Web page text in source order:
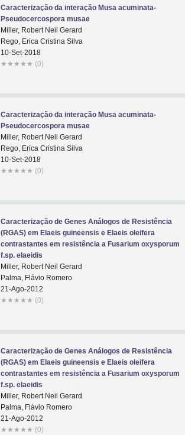
Caracterização da interação Musa acuminata-
Pseudocercospora musae
Miller, Robert Neil Gerard
Rego, Erica Cristina Silva
10-Set-2018
★ ★ ★ ★ ★ (0)
Caracterização da interação Musa acuminata-
Pseudocercospora musae
Miller, Robert Neil Gerard
Rego, Erica Cristina Silva
10-Set-2018
★ ★ ★ ★ ★ (0)
Caracterização de Genes Análogos de Resistência
(RGAS) em Elaeis guineensis e Elaeis oleifera
contrastantes em resistência a Fusarium oxysporum
f.sp. elaeidis
Miller, Robert Neil Gerard
Palma, Flávio Romero
21-Ago-2012
★ ★ ★ ★ ★ (0)
Caracterização de Genes Análogos de Resistência
(RGAS) em Elaeis guineensis e Elaeis oleifera
contrastantes em resistência a Fusarium oxysporum
f.sp. elaeidis
Miller, Robert Neil Gerard
Palma, Flávio Romero
21-Ago-2012
★ ★ ★ ★ ★ (0)